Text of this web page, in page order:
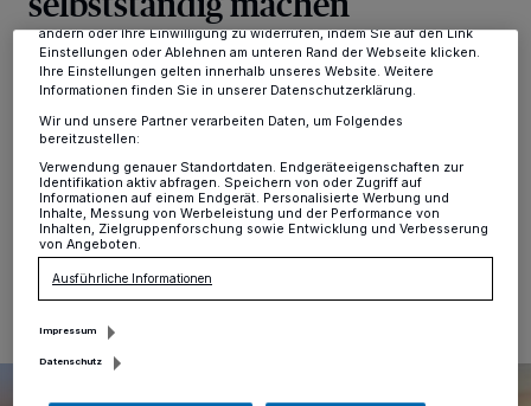
Kreis·Wer sein Schicksal in die Hand nehmen und
selbst bestimmen möchte, wie viel er verdient, wann
und wo er arbeitet, der sollte etwas unternehmen. Doch
bevor die eigene Firma gegründet werden kann, sind
viele Fragen zu klären.
06.01.2025 , 13:12 Uhr Eine Minute Lesezeit
dieses Menü jederzeit wieder aufrufen, um Ihre Einstellungen zu
ändern oder Ihre Einwilligung zu widerrufen, indem Sie auf den Link
Einstellungen oder Ablehnen am unteren Rand der Webseite klicken.
Ihre Einstellungen gelten innerhalb unseres Website. Weitere
Informationen finden Sie in unserer Datenschutzerklärung.
Wir und unsere Partner verarbeiten Daten, um Folgendes
bereitzustellen:
Verwendung genauer Standortdaten. Endgeräteeigenschaften zur
Identifikation aktiv abfragen. Speichern von oder Zugriff auf
Informationen auf einem Endgerät. Personalisierte Werbung und
Inhalte, Messung von Werbeleistung und der Performance von
Inhalten, Zielgruppenforschung sowie Entwicklung und Verbesserung
von Angeboten.
Ausführliche Informationen
Impressum
Datenschutz